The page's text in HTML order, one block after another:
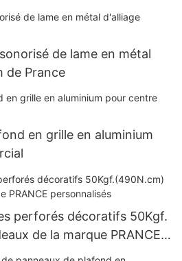
de lame en métal
de Prance
en grille en aluminium
perforés décoratifs 50Kgf.
de la marque PRANCE